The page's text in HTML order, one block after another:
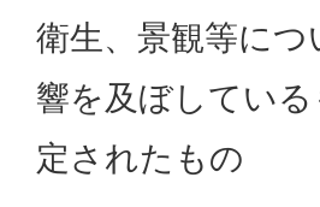
衛生、景観等に
響を及ぼしてい
定されたもの